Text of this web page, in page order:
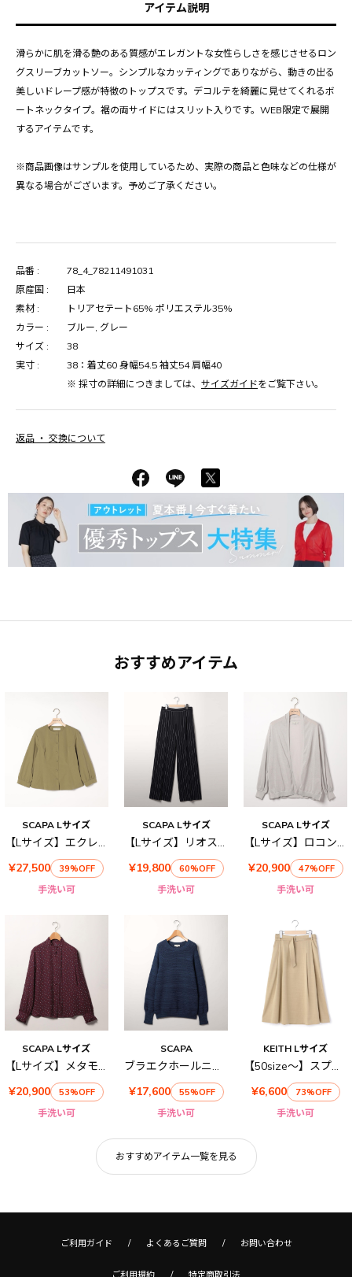
アイテム説明
滑らかに肌を滑る艶のある質感がエレガントな女性らしさを感じさせるロン
グスリーブカットソー。シンプルなカッティングでありながら、動きの出る
美しいドレープ感が特徴のトップスです。デコルテを綺麗に見せてくれるボ
ートネックタイプ。裾の両サイドにはスリット入りです。WEB限定で展開
するアイテムです。
※商品画像はサンプルを使用しているため、実際の商品と色味などの仕様が
異なる場合がございます。予めご了承ください。
品番 :
78_4_78211491031
原産国 :
日本
素材 :
トリアセテート65% ポリエステル35%
カラー :
ブルー, グレー
サイズ :
38
実寸 :
38：着丈60 身幅54.5 袖丈54 肩幅40
※ 採寸の詳細につきましては、 サイズガイドをご覧下さい。
返品 ・ 交換について
おすすめアイテム
SCAPA Lサイズ
【Lサイズ】エクレタフタノーカラーブラウス
¥27,500
39%OFF
手洗い可
SCAPA Lサイズ
【Lサイズ】リオストライプワイドパンツ
¥19,800
60%OFF
手洗い可
SCAPA Lサイズ
【Lサイズ】ロコンニットカーディガン
¥20,900
47%OFF
手洗い可
SCAPA Lサイズ
【Lサイズ】メタモルドットプリントブラウス
¥20,900
53%OFF
手洗い可
SCAPA
ブラエクホールニット
¥17,600
55%OFF
手洗い可
KEITH Lサイズ
【50size～】スプリングサージ スカート
¥6,600
73%OFF
手洗い可
おすすめアイテム一覧を見る
ご利用ガイド よくあるご質問 お問い合わせ
ご利用規約 特定商取引法